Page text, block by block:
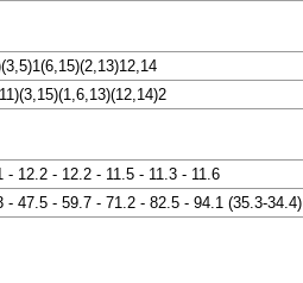
- 12.2 - 12.2 - 11.5 - 11.3 - 11.6
- 47.5 - 59.7 - 71.2 - 82.5 - 94.1 (35.3-34.4)